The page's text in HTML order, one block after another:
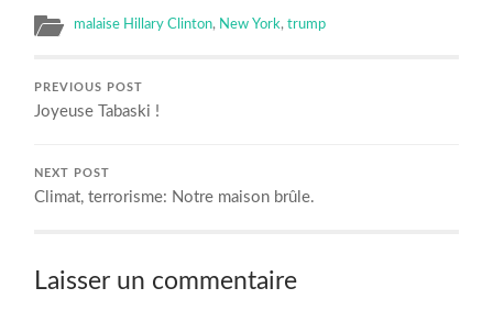
malaise Hillary Clinton, New York,trump
PREVIOUS POST
Joyeuse Tabaski !
NEXT POST
Climat, terrorisme: Notre maison brûle.
Laisser un commentaire